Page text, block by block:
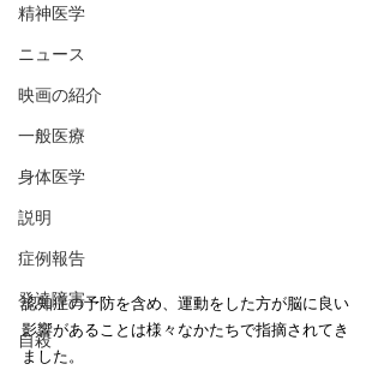
精神医学
ニュース
映画の紹介
一般医療
身体医学
説明
症例報告
発達障害
自殺
認知症の予防を含め、運動をした方が脳に良い
影響があることは様々なかたちで指摘されてき
ました。